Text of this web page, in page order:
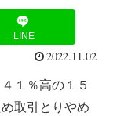
LINE
2022.11.02
１％高の１５
取引とりやめ